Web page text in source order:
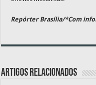
Repórter Brasília/*Com
Artigos relacionados